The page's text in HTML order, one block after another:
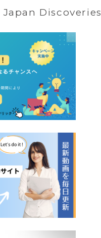
Japan Discoveries